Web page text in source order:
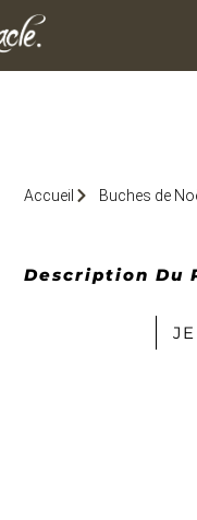
Accueil Buches de
Description Du